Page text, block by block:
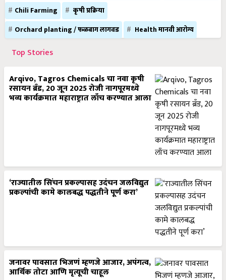
Chili Farming
कृषी प्रक्रिया
Orchard planting / फळबाग लागवड
Health मानवी आरोग्य
Top Stories
Arqivo, Tagros Chemicals चा नवा कृषी
रसायन ब्रँड, 20 जून 2025 रोजी नागपूरमध्ये
भव्य कार्यक्रमात महाराष्ट्रात लाँच करण्यात आला
‘राज्यातील सिंचन प्रकल्पासह उदंचन जलविद्युत
प्रकल्पांची कामे कालबद्ध पद्धतीने पूर्ण करा’
जनावर पावसात भिजणं म्हणजे आजार, अपंगत्व,
आर्थिक तोटा आणि मृत्यूची चाहूल